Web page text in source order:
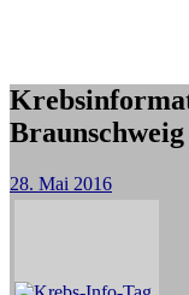
Braunschweig
28. Mai 2016